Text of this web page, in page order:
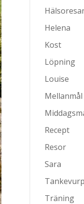
Helena
Kost
Löpning
Louise
Mellanmål
Recept
Resor
Sara
Träning